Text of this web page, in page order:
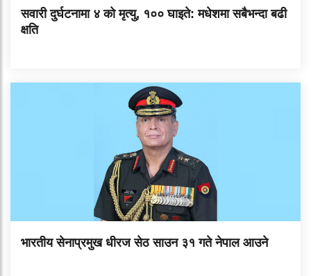
सवारी दुर्घटनामा ४ को मृत्यु, १०० घाइते: मधेशमा सबैभन्दा बढी
क्षति
भारतीय सेनाप्रमुख धीरज सेठ साउन ३१ गते नेपाल आउने